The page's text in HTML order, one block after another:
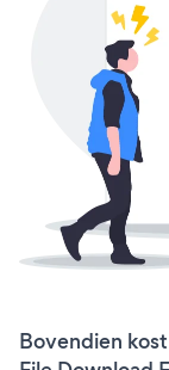
Bovendien